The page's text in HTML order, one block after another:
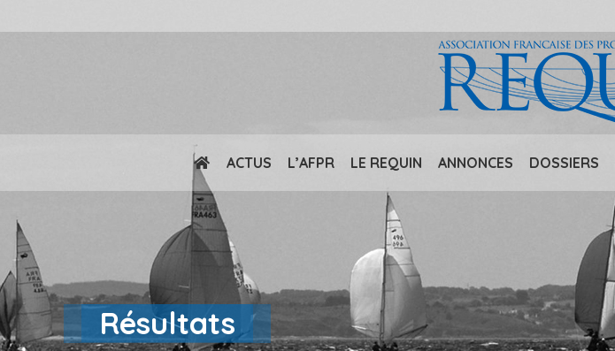
ACTUS L’AFPR LE REQUIN ANNONCES DOSSIERS
Résultats